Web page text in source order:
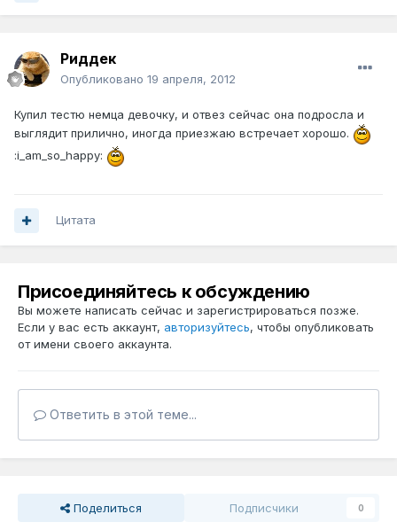
Риддек
Опубликовано 19 апреля, 2012
Купил тестю немца девочку, и отвез сейчас она подросла и
выглядит прилично, иногда приезжаю встречает хорошо.
:i_am_so_happy:
Цитата
Присоединяйтесь к обсуждению
Вы можете написать сейчас и зарегистрироваться позже.
Если у вас есть аккаунт, авторизуйтесь, чтобы опубликовать
от имени своего аккаунта.
Ответить в этой теме...
Поделиться Подписчики 0